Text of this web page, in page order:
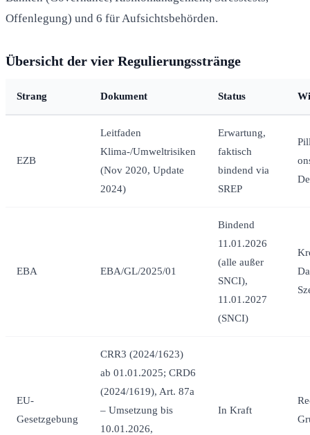
Offenlegung) und 6 für Aufsichtsbehörden.
Übersicht der vier Regulierungsstränge
Strang Dokument Status
EZB
Leitfaden
Klima-/Umweltrisiken
(Nov 2020, Update
2024)
Erwartung,
faktisch
bindend via
SREP
EBA EBA/GL/2025/01
Bindend
11.01.2026
(alle außer
SNCI),
11.01.2027
(SNCI)
EU-
Gesetzgebung
CRR3 (2024/1623)
ab 01.01.2025; CRD6
(2024/1619), Art. 87a
– Umsetzung bis
10.01.2026,
In Kraft